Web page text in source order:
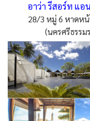
อาว่า รีสอร์ท แอ
28/3 หมู่ 6 หาดหน้
(นครศรีธรรม